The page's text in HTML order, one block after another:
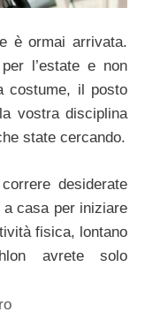
è ormai arrivata.
l’estate e non
costume, il posto
vostra disciplina
state cercando.
desiderate
casa per iniziare
fisica, lontano
avrete solo